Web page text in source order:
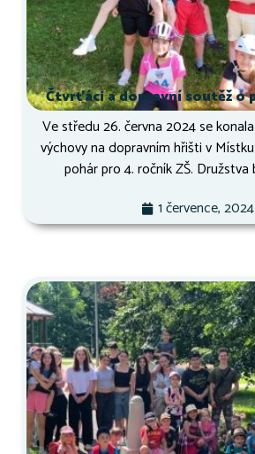
Čtvrťáci a dopravní soutěž o
Ve středu 26. června 2024 se
výchovy na dopravním hřišti v
pohár pro 4. ročník ZŠ. Družstva
1 července, 2024